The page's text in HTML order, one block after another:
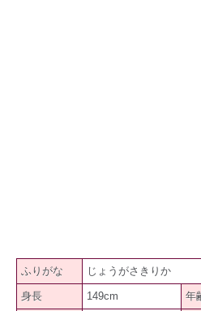
ふりがな じょうがさきりか
身長 149cm 年